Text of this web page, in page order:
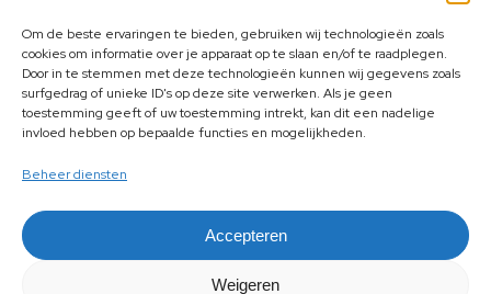
Om de beste ervaringen te bieden, gebruiken wij technologieën zoals
cookies om informatie over je apparaat op te slaan en/of te raadplegen.
Door in te stemmen met deze technologieën kunnen wij gegevens zoals
surfgedrag of unieke ID's op deze site verwerken. Als je geen
toestemming geeft of uw toestemming intrekt, kan dit een nadelige
invloed hebben op bepaalde functies en mogelijkheden.
Beheer diensten
Accepteren
Weigeren